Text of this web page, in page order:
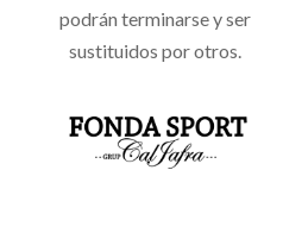
podrán terminarse y ser
sustituidos por otros.